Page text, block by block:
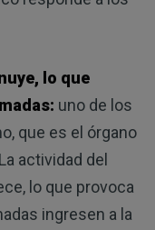
lo que
uno de los
que es el órgano
actividad del
lo que provoca
ingresen a la